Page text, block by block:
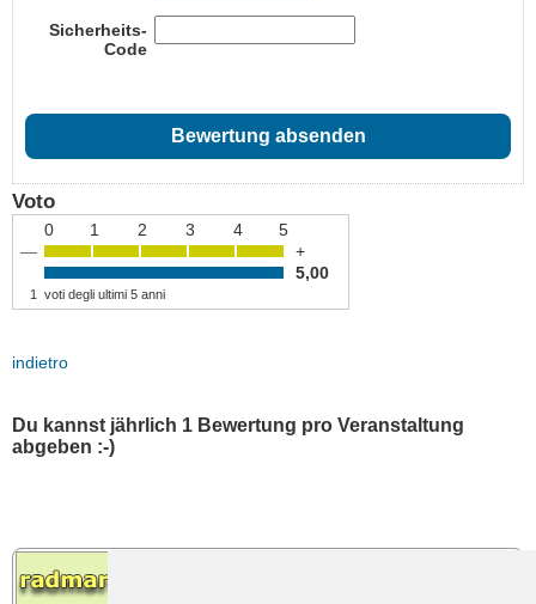
Sicherheits-
Code
Voto
0 1 2 3 4
5
—
+
5,00
1 voti degli ultimi 5 anni
indietro
Du kannst jährlich 1 Bewertung pro Veranstaltung
abgeben :-)